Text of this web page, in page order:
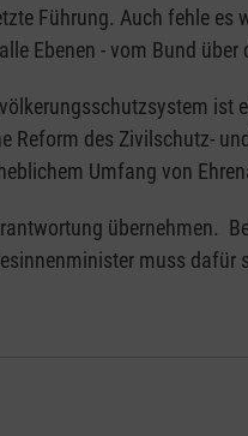
Führung. Auch fehle es
Ebenen - vom Bund
Reform des Zivilschutz-
Umfang von
übernehmen.
muss